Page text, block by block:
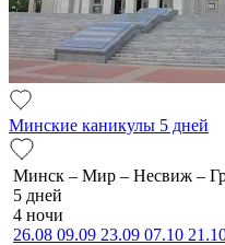
Минские каникулы 5 дней
Минск – Мир – Несвиж –
5 дней
4 ночи
26.08 09.09 23.09 07.10